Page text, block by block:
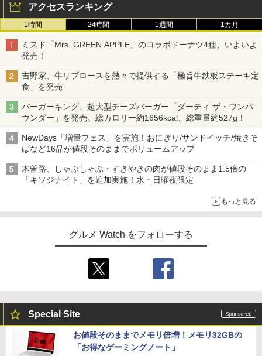
アクセスランキング
1時間 24時間 1週間 1カ月
ミスド「Mrs. GREEN APPLE」のコラボドーナツ4種、いよいよ
発売！
吉野家、牛リブロースを熱々で提供する「極旨牛鉄板ステーキ定
食」を発売
バーガーキング、超大型チーズバーガー「ダーティ ザ・ワンパ
ウンダー」を発売。総カロリー約1656kcal、総重量約527g！
NewDays「増量フェス」を実施！おにぎり/サンドイッチ/焼きそ
ばなど16品が値段そのままでボリュームアップ
木曽路、しゃぶしゃぶ・すきやきの肉が値段そのまま1.5倍の
「キソジナイト」を追加実施！水・日曜夜限定
もっと見る
グルメ Watch をフォローする
Special Site
お値段そのままでメモリ倍増！メモリ32GBの
「お得なゲーミングノート」